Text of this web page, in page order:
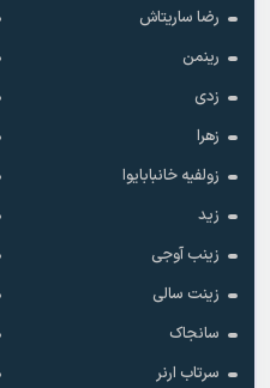
رضا ساریتاش
رینمن
زدی
زهرا
زولفیه خانبابایوا
زید
زینب آوجی
زینت سالی
سانجاک
سرتاب ارنر